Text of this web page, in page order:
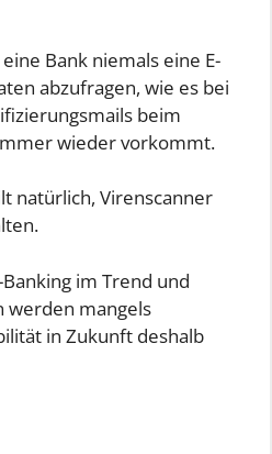
Bank niemals eine E-
abzufragen, wie es bei
beim
wieder vorkommt.
natürlich, Virenscanner
im Trend und
werden mangels
in Zukunft deshalb